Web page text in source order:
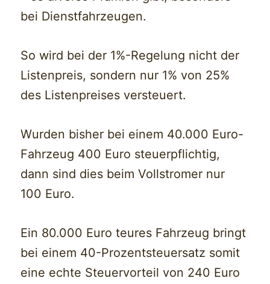
bei Dienstfahrzeugen.
So wird bei der 1%-Regelung nicht der
Listenpreis, sondern nur 1% von 25%
des Listenpreises versteuert.
Wurden bisher bei einem 40.000 Euro-
Fahrzeug 400 Euro steuerpflichtig,
dann sind dies beim Vollstromer nur
100 Euro.
Ein 80.000 Euro teures Fahrzeug bringt
bei einem 40-Prozentsteuersatz somit
eine echte Steuervorteil von 240 Euro